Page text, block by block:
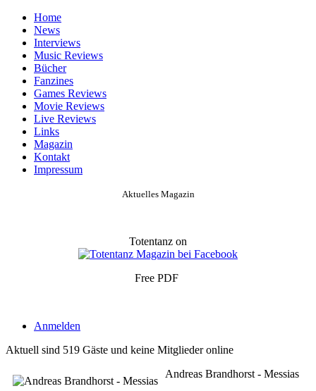
Home
News
Interviews
Music Reviews
Bücher
Fanzines
Games Reviews
Movie Reviews
Live Reviews
Links
Magazin
Kontakt
Impressum
Aktuelles Magazin
Totentanz on
Free PDF
Anmelden
Aktuell sind 519 Gäste und keine Mitglieder online
Andreas Brandhorst - Messias